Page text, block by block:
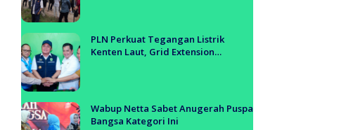
PLN Perkuat Tegangan Listrik
Kenten Laut, Grid Extension
Wabup Netta Sabet Anugerah Puspa
Bangsa Kategori Ini